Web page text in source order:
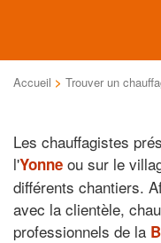
Accueil > Trouver un
Les chauffagistes
l'Yonne ou sur le
différents chantiers.
avec la clientèle,
professionnels de la